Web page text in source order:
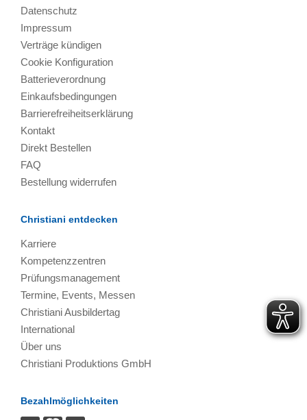
Datenschutz
Impressum
Verträge kündigen
Cookie Konfiguration
Batterieverordnung
Einkaufsbedingungen
Barrierefreiheitserklärung
Kontakt
Direkt Bestellen
FAQ
Bestellung widerrufen
Christiani entdecken
Karriere
Kompetenzzentren
Prüfungsmanagement
Termine, Events, Messen
Christiani Ausbildertag
International
Über uns
Christiani Produktions GmbH
Bezahlmöglichkeiten